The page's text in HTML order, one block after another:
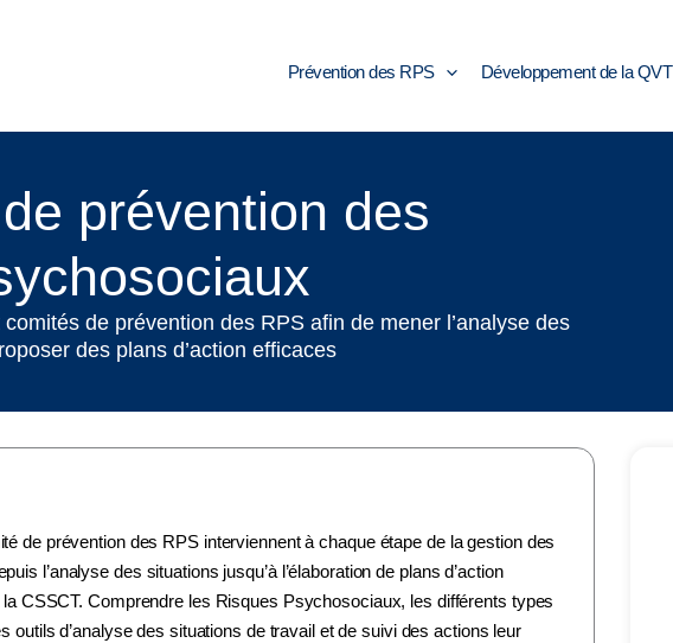
Prévention des RPS Développement de la QVT
prévention des
de prévention des RPS afin de mener l’analyse des
des plans d’action efficaces
de prévention des RPS interviennent à chaque étape de la gestion des
l’analyse des situations jusqu’à l’élaboration de plans d’action
CSSCT. Comprendre les Risques Psychosociaux, les différents types
outils d’analyse des situations de travail et de suivi des actions leur